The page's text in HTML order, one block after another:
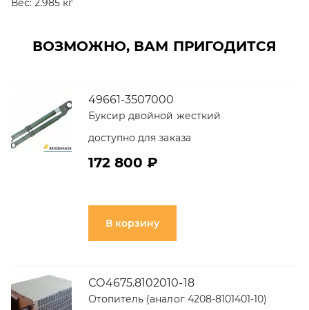
Вес: 2.985 кг
ВОЗМОЖНО, ВАМ ПРИГОДИТСЯ
49661-3507000
Буксир двойной жесткий
доступно для заказа
172 800 ₽
В корзину
СО4675.8102010-18
Отопитель (аналог 4208-8101401-10)